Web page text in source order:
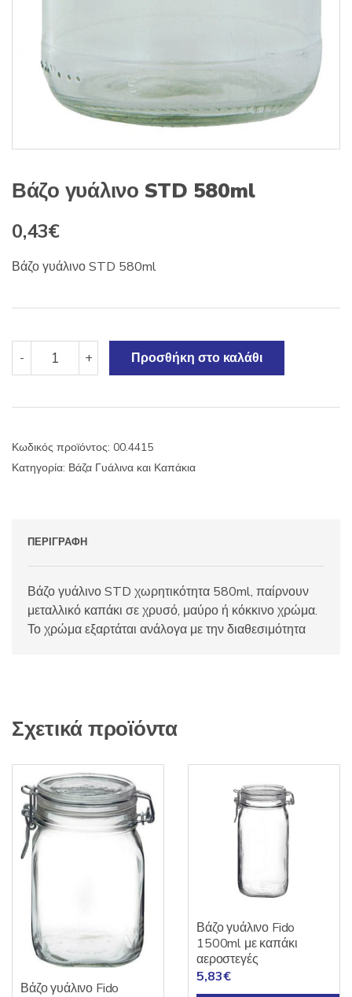
Βάζο γυάλινο STD 580ml
0,43€
Βάζο γυάλινο STD 580ml
-
Βάζο
γυάλινο
+ Προσθήκη στο καλάθι
Κωδικός προϊόντος: 00.4415
Κατηγορία: Βάζα Γυάλινα και Καπάκια
ΠΕΡΙΓΡΑΦΉ
Βάζο γυάλινο STD χωρητικότητα 580ml, παίρνουν
μεταλλικό καπάκι σε χρυσό, μαύρο ή κόκκινο χρώμα.
Το χρώμα εξαρτάται ανάλογα με την διαθεσιμότητα
Σχετικά προϊόντα
Βάζο γυάλινο Fido
Βάζο γυάλινο Fido
1500ml με καπάκι
αεροστεγές
5,83€